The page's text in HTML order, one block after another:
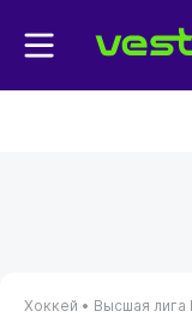
Хоккей • Высшая лига